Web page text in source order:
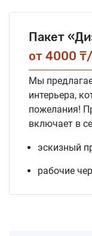
Пакет
от 4000
Мы
интерьера,
пожелания!
включает в
эскизный
рабочие